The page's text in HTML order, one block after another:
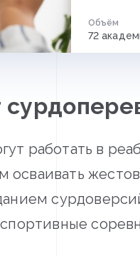
Объём
72
работать в